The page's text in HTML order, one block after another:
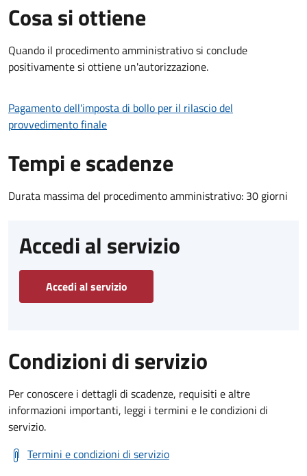
Cosa si ottiene
Quando il procedimento amministrativo si conclude
positivamente si ottiene un'autorizzazione.
Pagamento dell'imposta di bollo per il rilascio del
provvedimento finale
Tempi e scadenze
Durata massima del procedimento amministrativo: 30 giorni
Accedi al servizio
Accedi al servizio
Condizioni di servizio
Per conoscere i dettagli di scadenze, requisiti e altre
informazioni importanti, leggi i termini e le condizioni di
servizio.
Termini e condizioni di servizio